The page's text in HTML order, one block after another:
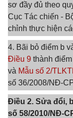
sơ đầy đủ theo
Cục Tác chiến -
chỉnh thực hiện
4. Bãi bỏ điểm b
Điều 9 thành
và Mẫu số 2/
số 36/2008/NĐ-
Điều 2. Sửa đổi,
số 58/2010/NĐ-